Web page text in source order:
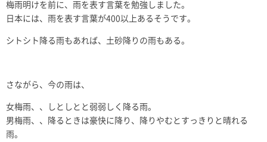
梅雨明けを前に、雨を表す言葉を勉強しました。
日本には、雨を表す言葉が400以上あるそうです。
シトシト降る雨もあれば、土砂降りの雨もある。
さながら、今の雨は、
女梅雨、、しとしとと弱弱しく降る雨。
男梅雨、、降るときは豪快に降り、降りやむとすっきりと晴れる
雨。